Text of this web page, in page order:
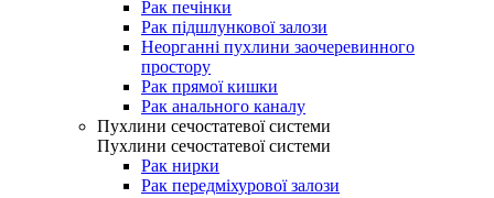
Рак печінки
Рак підшлункової залози
Неорганні пухлини заочеревинного
простору
Рак прямої кишки
Рак анального каналу
Пухлини сечостатевої системи
Пухлини сечостатевої системи
Рак нирки
Рак передміхурової залози